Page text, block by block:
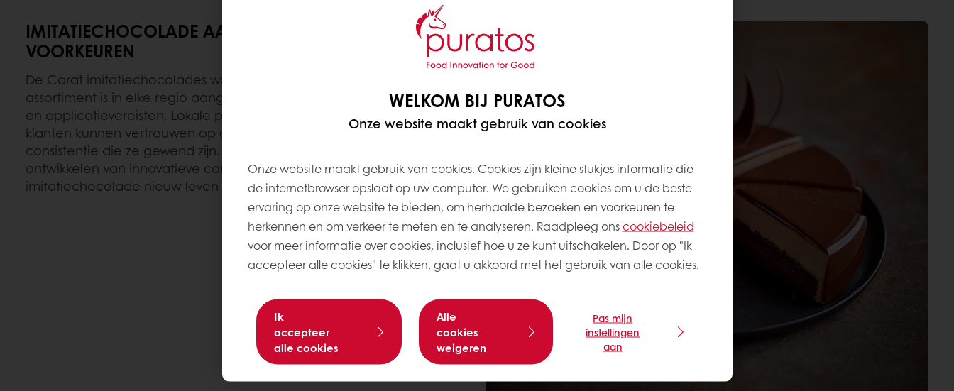
IMITATIECHOCOLADE AANGEPAST AAN LOKALE
VOORKEUREN
De Carat imitatiechocolades worden wereldwijd geproduceerd. Het
assortiment is in elke regio aangepast aan de lokale smaakvoorkeuren
en applicatievereisten. Lokale productie zorgt er ook voor dat de
klanten kunnen vertrouwen op dezelfde kwaliteitsstandaarden en
consistentie die ze gewend zijn. Bovendien streven we altijd naar het
ontwikkelen van innovatieve concepten om de wereld van
imitatiechocolade nieuw leven in te blazen.
WELKOM BIJ PURATOS
Onze website maakt gebruik van cookies
Onze website maakt gebruik van cookies. Cookies zijn kleine stukjes informatie die
de internetbrowser opslaat op uw computer. We gebruiken cookies om u de beste
ervaring op onze website te bieden, om herhaalde bezoeken en voorkeuren te
herkennen en om verkeer te meten en te analyseren. Raadpleeg onscookiebeleid
voor meer informatie over cookies, inclusief hoe u ze kunt uitschakelen. Door op "Ik
accepteer alle cookies" te klikken, gaat u akkoord met het gebruik van alle cookies.
Ik
accepteer
alle cookies
Alle
cookies
weigeren
Pas mijn
instellingen
aan